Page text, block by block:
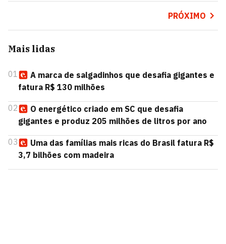
PRÓXIMO
Mais lidas
01
A marca de salgadinhos que desafia gigantes e
fatura R$ 130 milhões
02
O energético criado em SC que desafia
gigantes e produz 205 milhões de litros por ano
03
Uma das famílias mais ricas do Brasil fatura R$
3,7 bilhões com madeira